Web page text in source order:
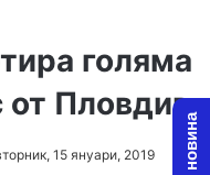
голяма
от Пловдив
15 януари, 2019